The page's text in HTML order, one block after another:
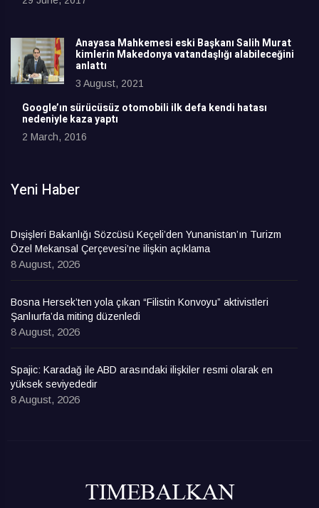
Anayasa Mahkemesi eski Başkanı Salih Murat
kimlerin Makedonya vatandaşlığı alabileceğini
anlattı
3 August, 2021
Google’ın sürücüsüz otomobili ilk defa kendi hatası
nedeniyle kaza yaptı
2 March, 2016
Yeni Haber
Dışişleri Bakanlığı Sözcüsü Keçeli’den Yunanistan’ın Turizm
Özel Mekansal Çerçevesi’ne ilişkin açıklama
8 August, 2026
Bosna Hersek’ten yola çıkan “Filistin Konvoyu” aktivistleri
Şanlıurfa’da miting düzenledi
8 August, 2026
Spajic: Karadağ ile ABD arasındaki ilişkiler resmi olarak en
yüksek seviyededir
8 August, 2026